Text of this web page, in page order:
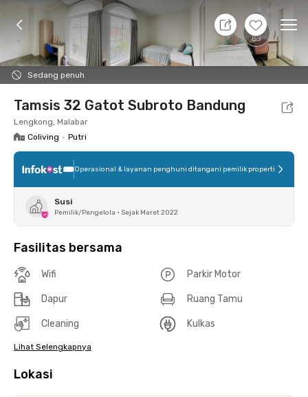
+11
Sedang penuh
9 Agt 26 - Belum tahu
Foto Fasilitas bersama Lokasi Kamar
Tamsis 32 Gatot Subroto Bandung
Lengkong, Malabar
Coliving • Putri
Operasional & layanan penghuni ditangani pemilik properti
Susi
Pemilik/Pengelola • Sejak Maret 2022
Fasilitas bersama
Wifi Parkir Motor
Dapur Ruang Tamu
Cleaning Kulkas
Lihat Selengkapnya
Lokasi